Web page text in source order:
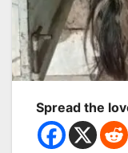
Spread the